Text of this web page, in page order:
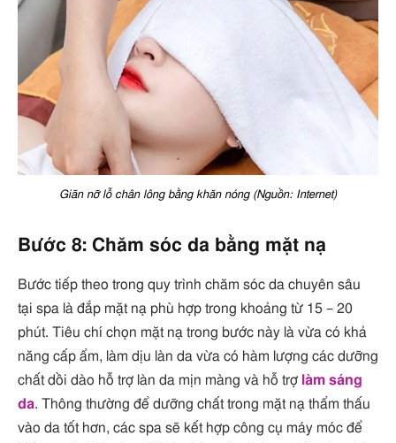
Giãn nỡ lỗ chân lông bằng khăn nóng (Nguồn: Internet)
Bước 8: Chăm sóc da bằng mặt nạ
Bước tiếp theo trong quy trình chăm sóc da chuyên sâu
tại spa là đắp mặt nạ phù hợp trong khoảng từ 15 – 20
phút. Tiêu chí chọn mặt nạ trong bước này là vừa có khả
năng cấp ẩm, làm dịu làn da vừa có hàm lượng các dưỡng
chất dồi dào hỗ trợ làn da mịn màng và hỗ trợ làm sáng
da. Thông thường để dưỡng chất trong mặt nạ thẩm thấu
vào da tốt hơn, các spa sẽ kết hợp công cụ máy móc để